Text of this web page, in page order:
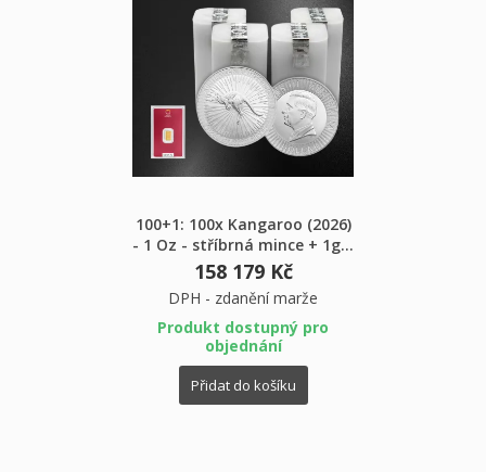
100+1: 100x Kangaroo (2026)
- 1 Oz - stříbrná mince + 1g...
158 179 Kč
DPH - zdanění marže
Produkt dostupný pro
objednání
Přidat do košíku